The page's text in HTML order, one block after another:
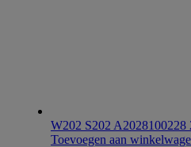
W202 S202 A2028100228
Toevoegen aan